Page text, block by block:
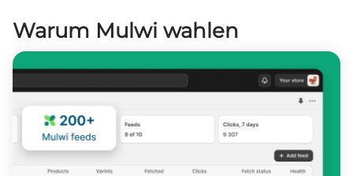
Warum Mulwi wahlen